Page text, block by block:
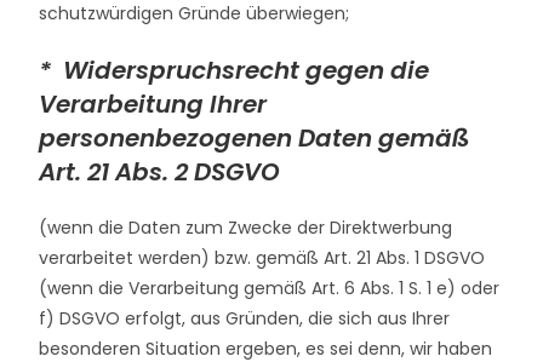
schutzwürdigen Gründe überwiegen;
* Widerspruchsrecht gegen die
Verarbeitung Ihrer
personenbezogenen Daten gemäß
Art. 21 Abs. 2 DSGVO
(wenn die Daten zum Zwecke der Direktwerbung
verarbeitet werden) bzw. gemäß Art. 21 Abs. 1 DSGVO
(wenn die Verarbeitung gemäß Art. 6 Abs. 1 S. 1 e) oder
f) DSGVO erfolgt, aus Gründen, die sich aus Ihrer
besonderen Situation ergeben, es sei denn, wir haben